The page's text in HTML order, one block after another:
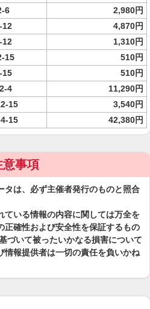
6
2,980円
12 4,870円
12
1,310円
15
510円
15
510円
4
11,290円
15
3,540円
15 42,380円
意事項
タは、必ず主催者発行のものと照合
ている情報の内容に関しては万全を
正確性および安全性を保証するもの
づいて被ったいかなる損害について
情報提供者は一切の責任を負いかね